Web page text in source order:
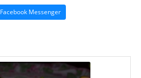
Facebook Messenger